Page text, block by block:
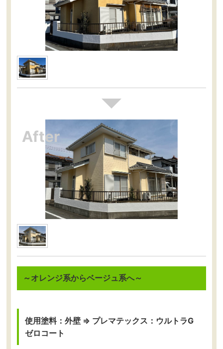
～オレンジ系からベージュ系へ～
使用塗料：外壁 ⇒ プレマテックス：ウルトラG
ゼロコート